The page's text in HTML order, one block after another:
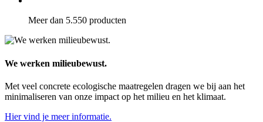
Meer dan 5.550 producten
We werken milieubewust.
Met veel concrete ecologische maatregelen dragen we bij aan het
minimaliseren van onze impact op het milieu en het klimaat.
Hier vind je meer informatie.